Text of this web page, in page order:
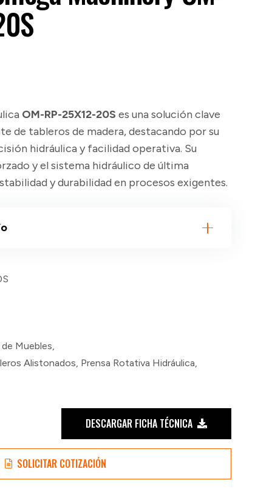
OM-RP-25X12-20S es una solución clave
de tableros de madera, destacando por su
hidráulica y facilidad operativa. Su
y el sistema hidráulico de última
y durabilidad en procesos exigentes.
Muebles,
Alistonados, Prensa Rotativa Hidráulica,
DESCARGAR FICHA TÉCNICA
SOLICITAR COTIZACIÓN